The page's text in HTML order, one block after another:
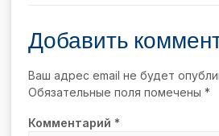
Добавить
Ваш адрес email не будет
Обязательные поля помечены *
Комментарий *